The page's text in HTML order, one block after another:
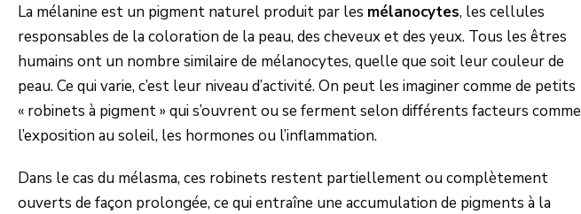
La mélanine est un pigment naturel produit par les mélanocytes, les cellules
responsables de la coloration de la peau, des cheveux et des yeux. Tous les êtres
humains ont un nombre similaire de mélanocytes, quelle que soit leur couleur de
peau. Ce qui varie, c’est leur niveau d’activité. On peut les imaginer comme de petits
« robinets à pigment » qui s’ouvrent ou se ferment selon différents facteurs comme
l’exposition au soleil, les hormones ou l’inflammation.
Dans le cas du mélasma, ces robinets restent partiellement ou complètement
ouverts de façon prolongée, ce qui entraîne une accumulation de pigments à la